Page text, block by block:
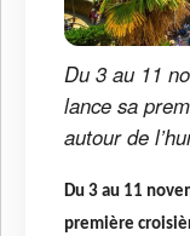
Du 3 au 11
lance sa
autour de
Du 3 au 11
première